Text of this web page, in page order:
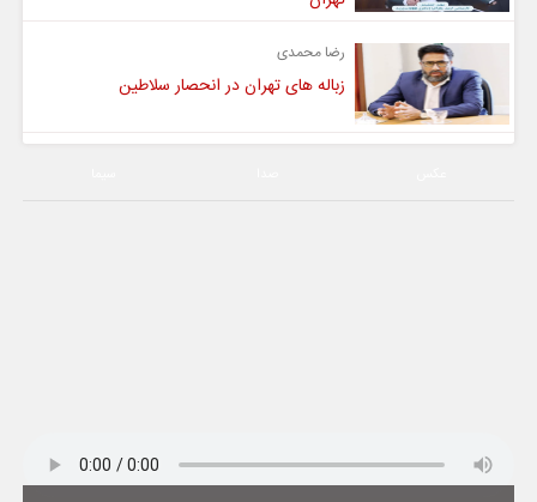
رضا محمدی
زباله های تهران در انحصار سلاطین